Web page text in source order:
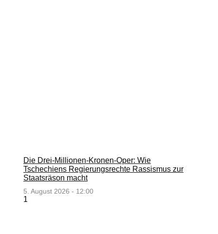
Die Drei-Millionen-Kronen-Oper: Wie
Tschechiens Regierungsrechte Rassismus zur
Staatsräson macht
5. August 2026 - 12:00